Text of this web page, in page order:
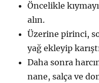
Öncelikle
alın.
Üzerine pirinci,
yağ ekleyip
Daha sonra
nane, salça ve